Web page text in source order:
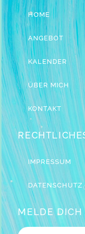
HOME
ANGEBOT
KALENDER
ÜBER MICH
KONTAKT
IMPRESSUM
DATENSCHUTZ
MELDE